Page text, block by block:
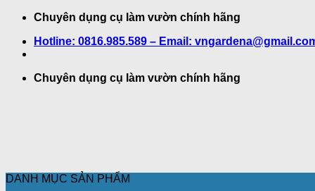
dung
Chuyên dụng cụ làm vườn chính hãng
Hotline: 0816.985.589 – Email:
Chuyên dụng cụ làm vườn chính hãng
DANH MỤC SẢN PHẨM